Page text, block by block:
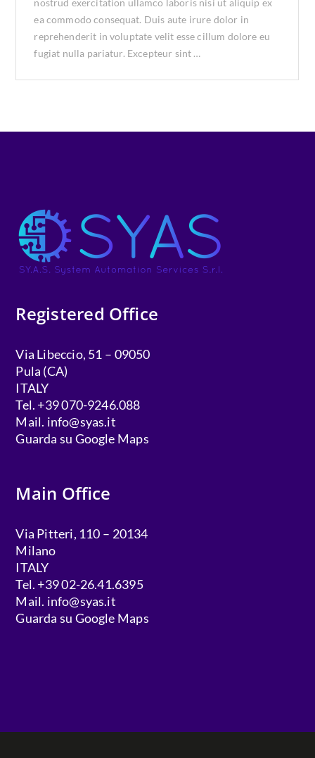
ea commodo consequat. Duis aute irure dolor in
reprehenderit in voluptate velit esse cillum dolore eu
fugiat nulla pariatur. Excepteur sint …
Registered Office
Via Libeccio, 51 – 09050
Pula (CA)
ITALY
Tel. +39 070-9246.088
Mail. info@syas.it
Guarda su Google Maps
Main Office
Via Pitteri, 110 – 20134
Milano
ITALY
Tel. +39 02-26.41.6395
Mail. info@syas.it
Guarda su Google Maps